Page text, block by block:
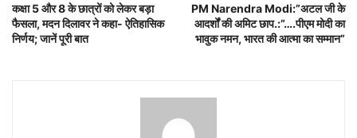
कक्षा 5 और 8 के छात्रों को लेकर बड़ा
फैसला, मदन दिलावर ने कहा- ऐतिहासिक
निर्णय; जानें पूरी बात
PM Narendra Modi:”अटल जी के
आदर्शों की अमिट छाप.:”….पीएम मोदी का
भावुक नमन, भारत की आत्मा का सम्मान”